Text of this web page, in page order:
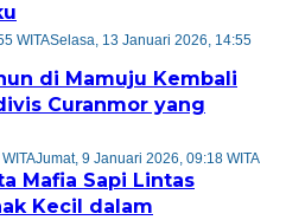
WITASelasa, 13 Januari 2026, 14:55
di Mamuju Kembali
Curanmor yang
Jumat, 9 Januari 2026, 09:18 WITA
Mafia Sapi Lintas
Kecil dalam